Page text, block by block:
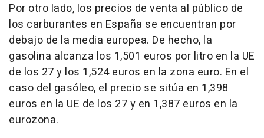
Por otro lado, los precios de venta al público de
los carburantes en España se encuentran por
debajo de la media europea. De hecho, la
gasolina alcanza los 1,501 euros por litro en la UE
de los 27 y los 1,524 euros en la zona euro. En el
caso del gasóleo, el precio se sitúa en 1,398
euros en la UE de los 27 y en 1,387 euros en la
eurozona.